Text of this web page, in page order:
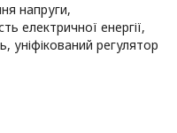
напруги,
електричної енергії,
уніфікований регулятор